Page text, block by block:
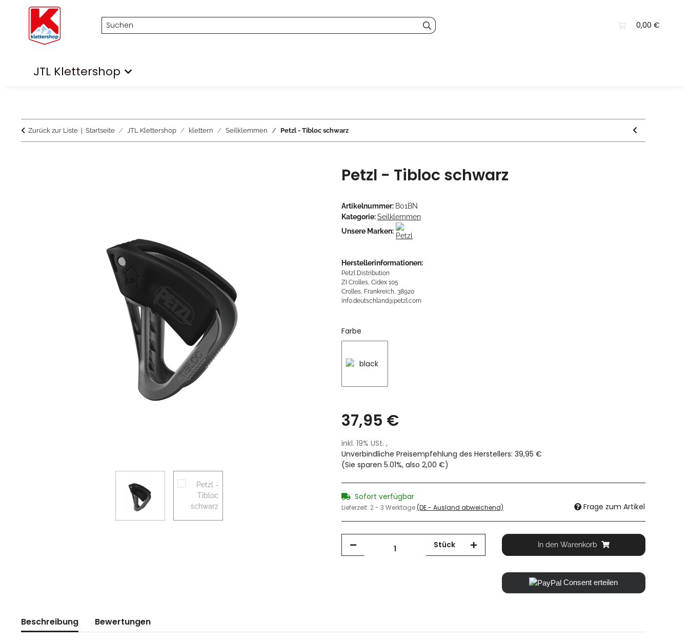
0,00 €
JTL Klettershop
Zurück zur Liste Startseite JTL Klettershop klettern Seilklemmen Petzl - Tibloc schwarz
Petzl - Tibloc schwarz
Artikelnummer: B01BN
Kategorie:Seilklemmen
Unsere Marken:
Herstellerinformationen:
Petzl Distribution
ZI Crolles, Cidex 105
Crolles, Frankreich, 38920
info.deutschland@petzl.com
Farbe
37,95 €
inkl. 19% USt. ,
Unverbindliche Preisempfehlung des Herstellers: 39,95 €
(Sie sparen 5.01%, also 2,00 €)
Sofort verfügbar
Lieferzeit: 2 - 3 Werktage(DE - Ausland abweichend) Frage zum Artikel
Stück In den Warenkorb
Consent erteilen
Beschreibung Bewertungen